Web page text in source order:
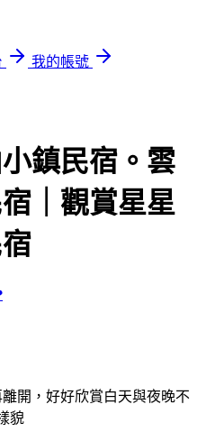
我的帳號
鎮民宿。雲
｜觀賞星星
開，好好欣賞白天與夜晚不
貌